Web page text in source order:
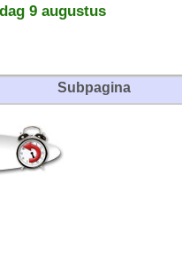
9 augustus
Subpagina